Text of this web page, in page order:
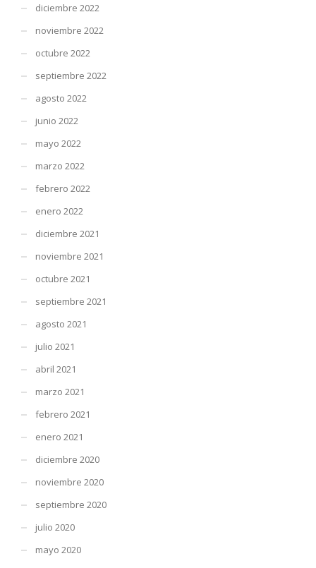
diciembre 2022
noviembre 2022
octubre 2022
septiembre 2022
agosto 2022
junio 2022
mayo 2022
marzo 2022
febrero 2022
enero 2022
diciembre 2021
noviembre 2021
octubre 2021
septiembre 2021
agosto 2021
julio 2021
abril 2021
marzo 2021
febrero 2021
enero 2021
diciembre 2020
noviembre 2020
septiembre 2020
julio 2020
mayo 2020